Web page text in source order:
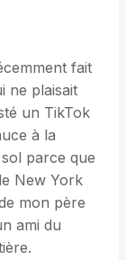
fait
ne plaisait
un TikTok
à la
parce que
New York
mon père
ami du